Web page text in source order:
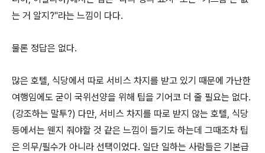
는 거 알지?"라는 느낌이 다다.
물론 정답은 없다.
많은 호텔, 식당에서 따로 서비스 차지를 받고 있기 때문에 가난한
여행임에도 굳이 국위선양을 위해 팁을 기어코 더 줄 필요는 없다.
(강조하는 말투?) 다만, 서비스 차지를 따로 받지 않는 호텔, 식당
등에서는 웬지 줘야할 것 같은 느낌이 들기도 하는데 그때조차 팁
은 의무/필수가 아니라 선택이었다. 일단 일하는 사람들은 기본급